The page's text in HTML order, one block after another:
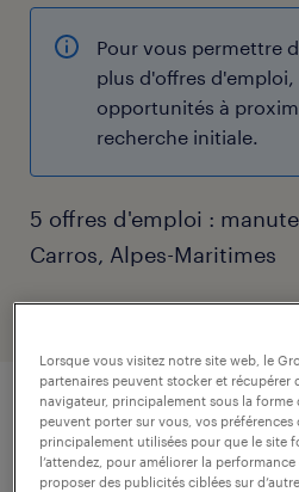
Pour vous permettre
plus d'offres
opportunités à
recherche initiale.
5 offres d'emploi :
Carros, Alpes-Maritimes
monteur / poseur de
bâtiment industriel -
Lorsque vous visitez notre site web, le
partenaires peuvent stocker et récupérer
navigateur, principalement sous la
peuvent porter sur vous, vos
principalement utilisées pour que le site
l’attendez, pour améliorer la
proposer des publicités ciblées sur